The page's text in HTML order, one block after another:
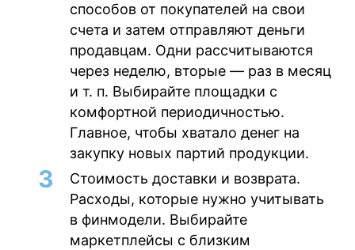
способов от покупателей на свои
счета и затем отправляют деньги
продавцам. Одни рассчитываются
через неделю, вторые — раз в месяц
и т. п. Выбирайте площадки с
комфортной периодичностью.
Главное, чтобы хватало денег на
закупку новых партий продукции.
Стоимость доставки и возврата.
Расходы, которые нужно учитывать
в финмодели. Выбирайте
маркетплейсы с близким